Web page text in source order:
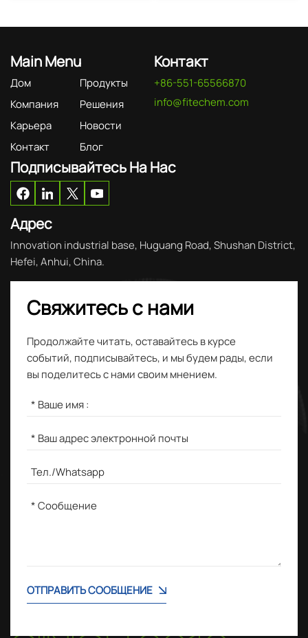
Main Menu
Дом
Продукты
Компания
Решения
Карьера
Новости
Контакт
Блог
Контакт
+86-551-65566870
info@fitechem.com
Подписывайтесь На Нас
Адрес
Innovation industrial base, Huguang Road, Shushan District,
Hefei, Anhui, China.
Свяжитесь с нами
Продолжайте читать, оставайтесь в курсе
событий, подписывайтесь, и мы будем рады, если
вы поделитесь с нами своим мнением.
ОТПРАВИТЬ СООБЩЕНИЕ